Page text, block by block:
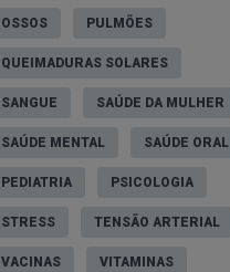
OSSOS PULMÕES
QUEIMADURAS SOLARES
SANGUE SAÚDE DA MULHER
SAÚDE MENTAL SAÚDE ORAL
PEDIATRIA PSICOLOGIA
STRESS TENSÃO ARTERIAL
VACINAS VITAMINAS